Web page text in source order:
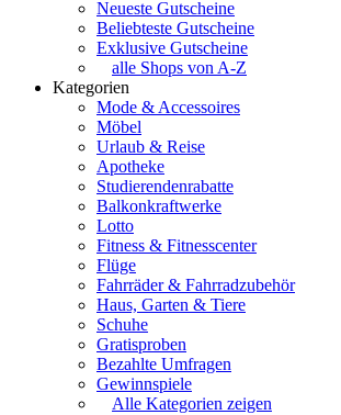
Neueste Gutscheine
Beliebteste Gutscheine
Exklusive Gutscheine
alle Shops von A-Z
Kategorien
Mode & Accessoires
Möbel
Urlaub & Reise
Apotheke
Studierendenrabatte
Balkonkraftwerke
Lotto
Fitness & Fitnesscenter
Flüge
Fahrräder & Fahrradzubehör
Haus, Garten & Tiere
Schuhe
Gratisproben
Bezahlte Umfragen
Gewinnspiele
Alle Kategorien zeigen